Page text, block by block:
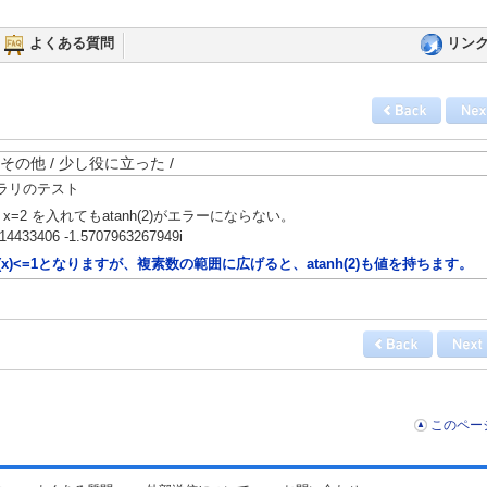
よくある質問 リン
の他 / 少し役に立った /
リのテスト
を入れてもatanh(2)がエラーにならない。
-1.5707963267949i
となりますが、複素数の範囲に広げると、atanh(2)も値を持ちます。
このペー